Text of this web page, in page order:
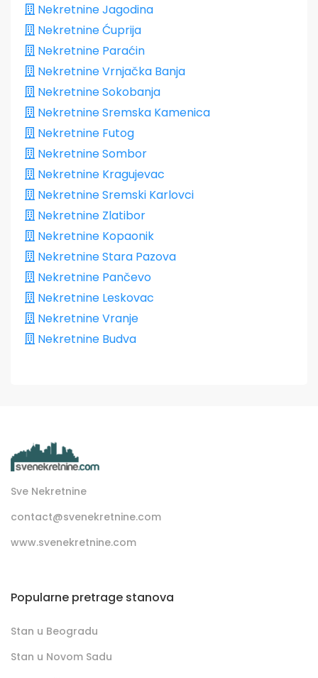
Nekretnine Jagodina
Nekretnine Ćuprija
Nekretnine Paraćin
Nekretnine Vrnjačka Banja
Nekretnine Sokobanja
Nekretnine Sremska Kamenica
Nekretnine Futog
Nekretnine Sombor
Nekretnine Kragujevac
Nekretnine Sremski Karlovci
Nekretnine Zlatibor
Nekretnine Kopaonik
Nekretnine Stara Pazova
Nekretnine Pančevo
Nekretnine Leskovac
Nekretnine Vranje
Nekretnine Budva
Sve Nekretnine
contact@svenekretnine.com
www.svenekretnine.com
Popularne pretrage stanova
Stan u Beogradu
Stan u Novom Sadu